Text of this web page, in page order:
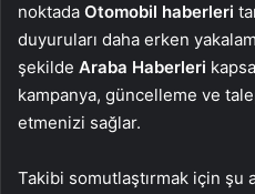
noktada Otomobil haberleri
duyuruları daha erken
şekilde Araba Haberleri
kampanya, güncelleme ve
etmenizi sağlar.
Takibi somutlaştırmak için şu